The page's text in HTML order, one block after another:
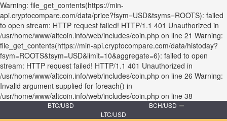
Warning: file_get_contents(https://min-
api.cryptocompare.com/data/price?fsym=USD&tsyms=ROOTS): failed
to open stream: HTTP request failed! HTTP/1.1 401 Unauthorized in
/usr/home/www/altcoin.info/web/includes/coin.php on line 21 Warning:
file_get_contents(https://min-api.cryptocompare.com/data/histoday?
fsym=ROOTS&tsym=USD&limit=10&aggregate=6): failed to open
stream: HTTP request failed! HTTP/1.1 401 Unauthorized in
/usr/home/www/altcoin.info/web/includes/coin.php on line 26 Warning:
Invalid argument supplied for foreach() in
/usr/home/www/altcoin.info/web/includes/coin.php on line 38
BTC/USD
BCH/USD
LTC/USD